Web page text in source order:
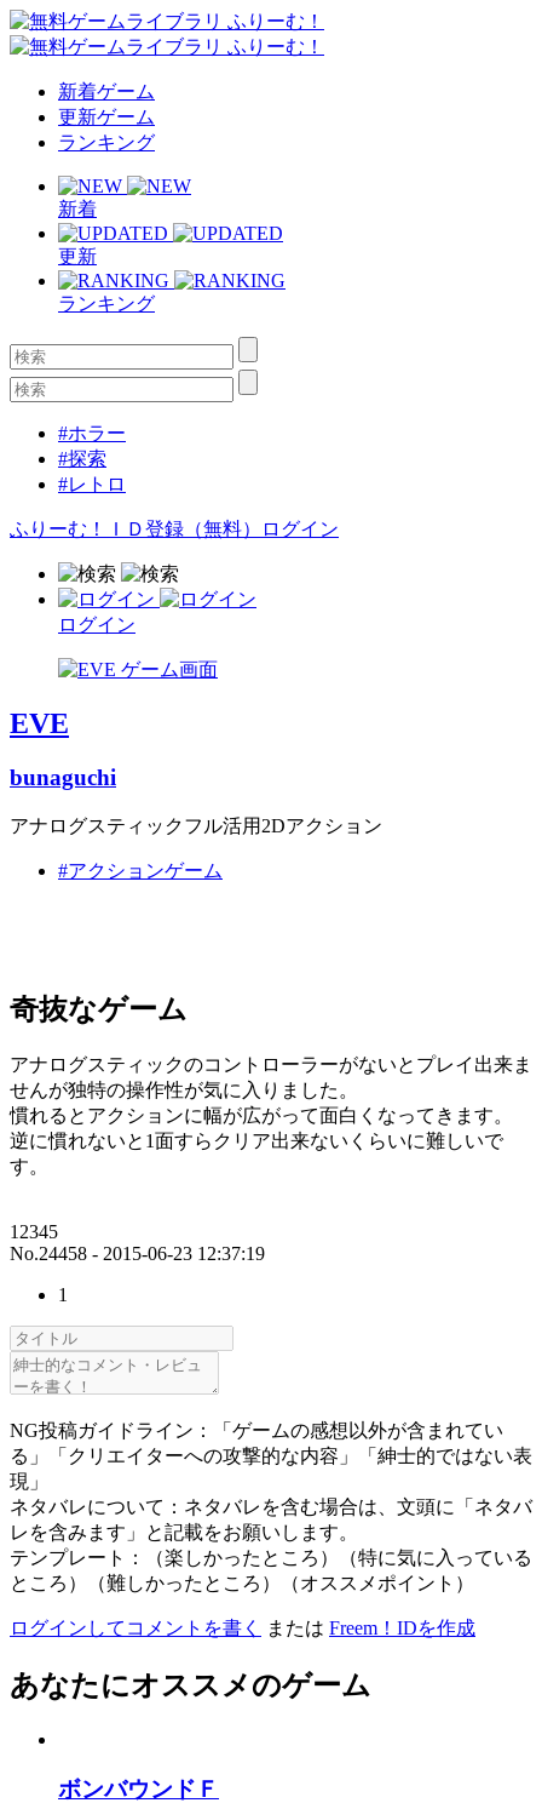
新着ゲーム
更新ゲーム
ランキング
新着
更新
ランキング
#ホラー
#探索
#レトロ
ふりーむ！ＩＤ登録（無料） ログイン
ログイン
EVE
bunaguchi
アナログスティックフル活用2Dアクション
#アクションゲーム
奇抜なゲーム
アナログスティックのコントローラーがないとプレイ出来ま
せんが独特の操作性が気に入りました。
慣れるとアクションに幅が広がって面白くなってきます。
逆に慣れないと1面すらクリア出来ないくらいに難しいで
す。
12345
No.24458 - 2015-06-23 12:37:19
1
NG投稿ガイドライン：「ゲームの感想以外が含まれてい
る」「クリエイターへの攻撃的な内容」「紳士的ではない表
現」
ネタバレについて：ネタバレを含む場合は、文頭に「ネタバ
レを含みます」と記載をお願いします。
テンプレート：（楽しかったところ）（特に気に入っている
ところ）（難しかったところ）（オススメポイント）
ログインしてコメントを書く または Freem！IDを作成
あなたにオススメのゲーム
ボンバウンドＦ